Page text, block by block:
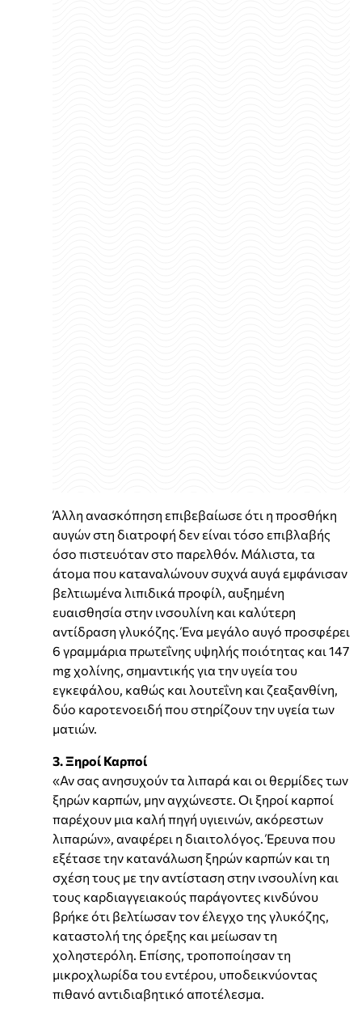
Άλλη ανασκόπηση επιβεβαίωσε ότι η προσθήκη
αυγών στη διατροφή δεν είναι τόσο επιβλαβής
όσο πιστευόταν στο παρελθόν. Μάλιστα, τα
άτομα που καταναλώνουν συχνά αυγά εμφάνισαν
βελτιωμένα λιπιδικά προφίλ, αυξημένη
ευαισθησία στην ινσουλίνη και καλύτερη
αντίδραση γλυκόζης. Ένα μεγάλο αυγό προσφέρει
6 γραμμάρια πρωτεΐνης υψηλής ποιότητας και 147
mg χολίνης, σημαντικής για την υγεία του
εγκεφάλου, καθώς και λουτεΐνη και ζεαξανθίνη,
δύο καροτενοειδή που στηρίζουν την υγεία των
ματιών.
3. Ξηροί Καρποί
«Αν σας ανησυχούν τα λιπαρά και οι θερμίδες των
ξηρών καρπών, μην αγχώνεστε. Οι ξηροί καρποί
παρέχουν μια καλή πηγή υγιεινών, ακόρεστων
λιπαρών», αναφέρει η διαιτολόγος. Έρευνα που
εξέτασε την κατανάλωση ξηρών καρπών και τη
σχέση τους με την αντίσταση στην ινσουλίνη και
τους καρδιαγγειακούς παράγοντες κινδύνου
βρήκε ότι βελτίωσαν τον έλεγχο της γλυκόζης,
καταστολή της όρεξης και μείωσαν τη
χοληστερόλη. Επίσης, τροποποίησαν τη
μικροχλωρίδα του εντέρου, υποδεικνύοντας
πιθανό αντιδιαβητικό αποτέλεσμα.